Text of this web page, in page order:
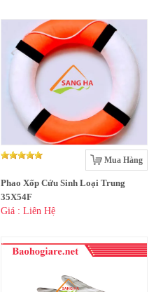
Mua Hàng
Phao Xốp Cứu Sinh Loại Trung
35X54F
Giá : Liên Hệ